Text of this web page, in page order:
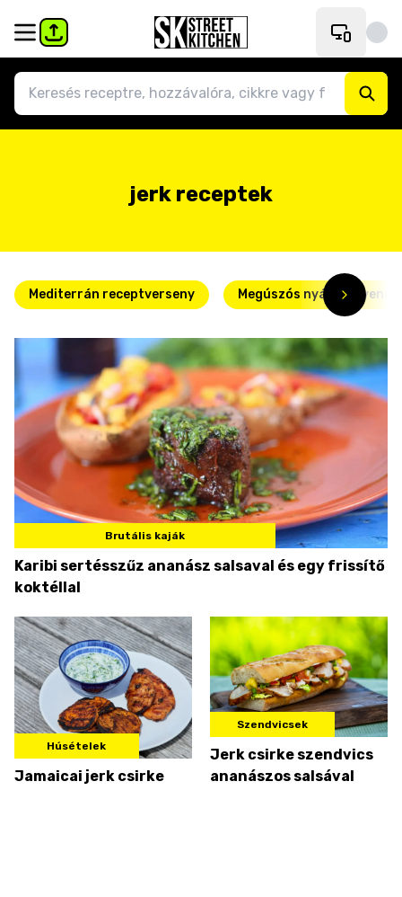
jerk receptek
Mediterrán receptverseny Megúszós nyári
Brutális kaják
Karibi sertésszűz ananász salsaval és egy frissítő
koktéllal
Húsételek
Jamaicai jerk csirke
Szendvicsek
Jerk csirke szendvics
ananászos salsával